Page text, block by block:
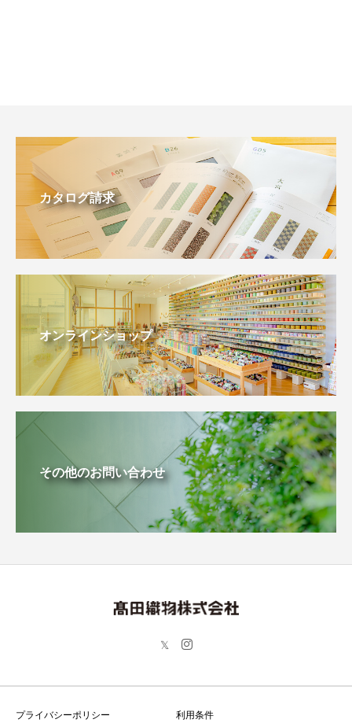
カタログ請求
オンラインショップ
その他のお問い合わせ
プライバシーポリシー 利用条件